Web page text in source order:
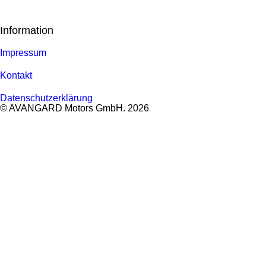
Information
Impressum
Kontakt
Datenschutzerklärung
© AVANGARD Motors GmbH. 2026